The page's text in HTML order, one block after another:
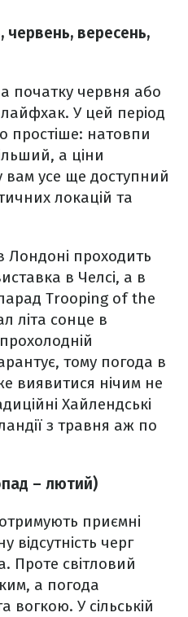
червень, вересень,
початку червня або
У цей період
простіше: натовпи
а ціни
вам усе ще доступний
локацій та
Лондоні проходить
в Челсі, а в
Trooping of the
літа сонце в
тому погода в
виявитися нічим не
Хайлендські
з травня аж по
– лютий)
приємні
відсутність черг
Проте світловий
а погода
вогкою. У сільській